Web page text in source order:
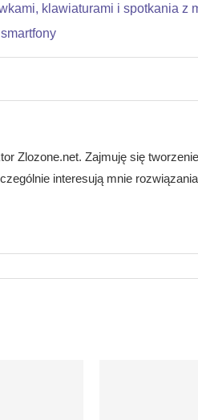
klawiaturami i spotkania z
Zlozone.net. Zajmuję się
interesują mnie